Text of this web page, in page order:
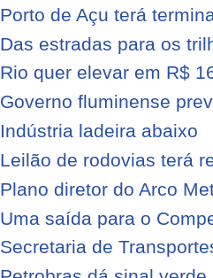
Porto de Açu terá
Das estradas para os
Rio quer elevar em R$
Governo fluminense
Indústria ladeira abaixo
Leilão de rodovias terá
Plano diretor do Arco
Uma saída para o
Secretaria de